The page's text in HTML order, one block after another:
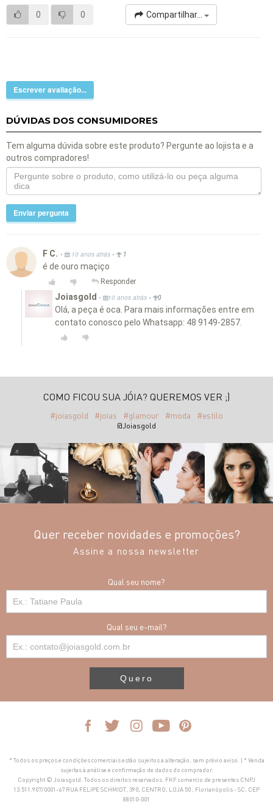
0 0 Compartilhar...
Escrever avaliação...
DÚVIDAS DOS CONSUMIDORES
Tem alguma dúvida sobre este produto? Pergunte ao lojista e a
outros compradores!
Enviar pergunta
F C. • 10 anos atrás • 1
é de ouro maçiço
Responder
Joiasgold • 10 anos atrás • 0
Olá, a peça é oca. Para mais informações entre em
contato conosco pelo Whatsapp: 48 9149-2857.
COMO FICOU SUA JÓIA? QUEREMOS VER ;)
#joiasgold #joias #glamour #moda #estilo
@Joiasgold
Quer receber novidades e promoções?
Assine a nossa newsletter
Qual seu nome?
Qual seu e-mail?
Quero
* Todos os preços e condições comerciais estão sujeitos a alteração, sem prévio aviso. | * Venda
sujeitas à análise e confirmação de dados do comprador.
Copyright © Joiasgold. Todos os direitos reservados. FKF comercio de presentes CNPJ
13.511.907/0001-67 RUA FELIPE SCHMIDT, 390, CENTRO, LOJA 50 , Florianópolis - SC, CEP
88010-001